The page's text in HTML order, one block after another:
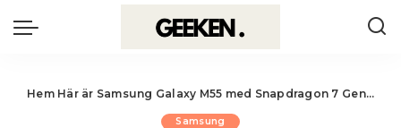
Hem Här är Samsung Galaxy M55 med Snapdragon 7 Gen 1 och 50 MP selfiekamera
Samsung